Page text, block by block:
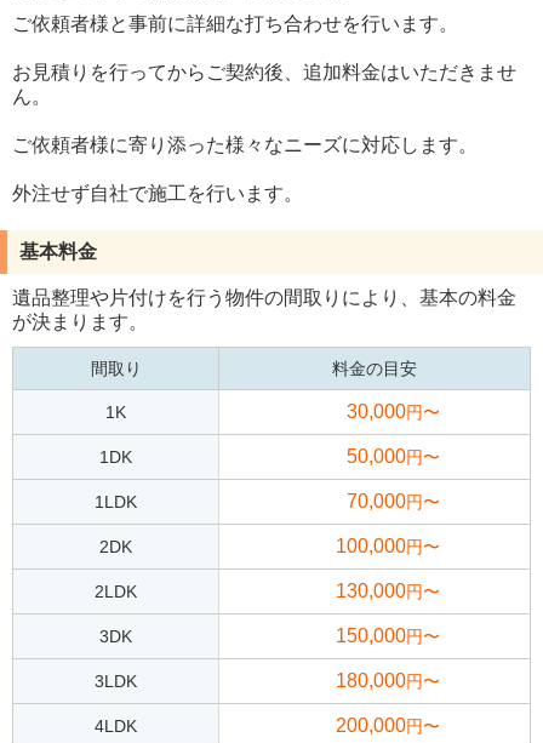
ご依頼者様と事前に詳細な打ち合わせを行います。
お見積りを行ってからご契約後、追加料金はいただきませ
ん。
ご依頼者様に寄り添った様々なニーズに対応します。
外注せず自社で施工を行います。
基本料金
遺品整理や片付けを行う物件の間取りにより、基本の料金
が決まります。
間取り 料金の目安
1K 30,000円〜
1DK 50,000円〜
1LDK 70,000円〜
2DK 100,000円〜
2LDK 130,000円〜
3DK 150,000円〜
3LDK 180,000円〜
4LDK 200,000円〜